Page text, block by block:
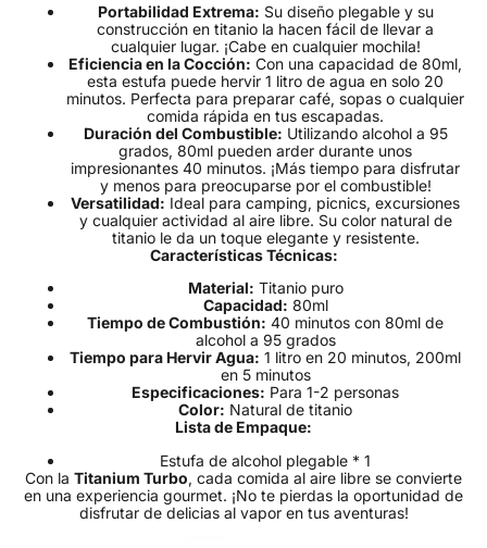
Portabilidad Extrema: Su diseño plegable y su
construcción en titanio la hacen fácil de llevar a
cualquier lugar. ¡Cabe en cualquier mochila!
Eficiencia en la Cocción: Con una capacidad de 80ml,
esta estufa puede hervir 1 litro de agua en solo 20
minutos. Perfecta para preparar café, sopas o cualquier
comida rápida en tus escapadas.
Duración del Combustible: Utilizando alcohol a 95
grados, 80ml pueden arder durante unos
impresionantes 40 minutos. ¡Más tiempo para disfrutar
y menos para preocuparse por el combustible!
Versatilidad: Ideal para camping, picnics, excursiones
y cualquier actividad al aire libre. Su color natural de
titanio le da un toque elegante y resistente.
Características Técnicas:
Material: Titanio puro
Capacidad: 80ml
Tiempo de Combustión: 40 minutos con 80ml de
alcohol a 95 grados
Tiempo para Hervir Agua: 1 litro en 20 minutos, 200ml
en 5 minutos
Especificaciones: Para 1-2 personas
Color: Natural de titanio
Lista de Empaque:
Estufa de alcohol plegable * 1
Con la Titanium Turbo, cada comida al aire libre se convierte
en una experiencia gourmet. ¡No te pierdas la oportunidad de
disfrutar de delicias al vapor en tus aventuras!